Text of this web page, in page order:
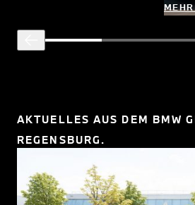
AKTUELLES AUS DEM BMW
REGENSBURG.